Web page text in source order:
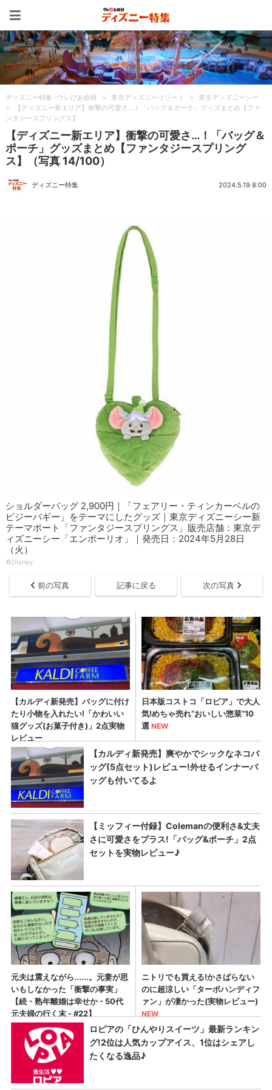
ディズニー特集 -ウレぴあ総研 > 東京ディズニーリゾート >
東京ディズニーシー
>
【ディズニー新エリア】衝撃の可愛さ…！「バッグ＆ポーチ」グッズまとめ【ファ
ンタジースプリングス】
【ディズニー新エリア】衝撃の可愛さ…！「バッグ＆
ポーチ」グッズまとめ【ファンタジースプリング
ス】（写真 14/100）
ディズニー特集 2024.5.19 8:00
ショルダーバッグ 2,900円｜「フェアリー・ティンカーベルの
ビジーバギー」をテーマにしたグッズ｜東京ディズニーシー新
テーマポート「ファンタジースプリングス」販売店舗：東京デ
ィズニーシー「エンポーリオ」｜発売日：2024年5月28日
（火）
©Disney
前の写真 記事に戻る 次の写真